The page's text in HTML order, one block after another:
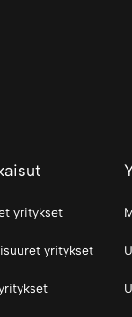
yritykset
yritykset